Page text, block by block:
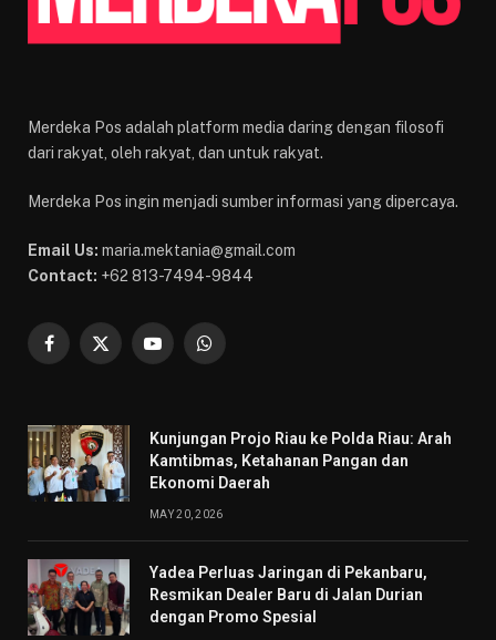
Merdeka Pos adalah platform media daring dengan filosofi
dari rakyat, oleh rakyat, dan untuk rakyat.
Merdeka Pos ingin menjadi sumber informasi yang dipercaya.
Email Us: maria.mektania@gmail.com
Contact: +62 813-7494-9844
Facebook
X
YouTubeWhatsApp
Kunjungan Projo Riau ke Polda Riau: Arah
Kamtibmas, Ketahanan Pangan dan
Ekonomi Daerah
MAY 20, 2026
Yadea Perluas Jaringan di Pekanbaru,
Resmikan Dealer Baru di Jalan Durian
dengan Promo Spesial